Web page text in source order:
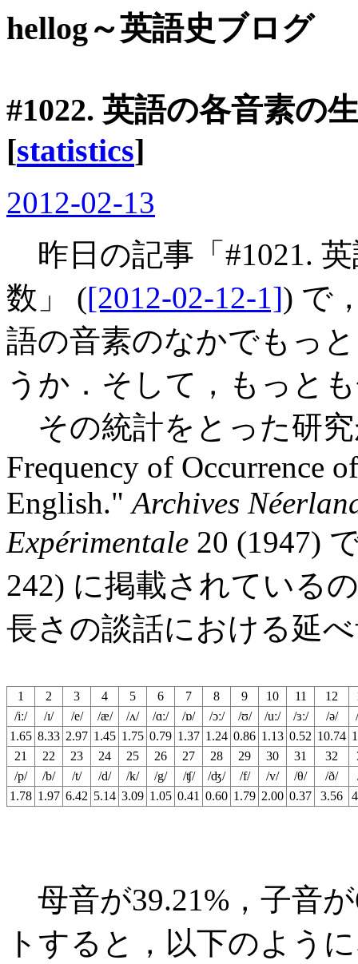
hellog～英語史ブログ
#1022. 英語の各音素の
[statistics]
2012-02-13
昨日の記事「#1021.
数」 ([2012-02-12-1]) で
語の音素のなかでもっ
うか．そして，もっと
その統計をとった研究
Frequency of Occurrence
English."Archives
Expérimentale 20 (1947)
242) に掲載されている
長さの談話における延
1 2 3 4 5 6 7 8 9 10 11 12
/iː/
/ɪ/ /e/ /æ/ /ʌ/ /ɑː/ /ɒ/ /ɔː/ /ʊ/ /uː/ /ɜː/ /ə/
1.65 8.33 2.97 1.45 1.75 0.79 1.37 1.24 0.86 1.13 0.52 10.74
21
22 23 24 25 26 27 28 29 30 31 32
/p/
/b/ /t/ /d/ /k/ /g/ /ʧ/ /ʤ/ /f/ /v/ /θ/ /ð/
1.78 1.97 6.42 5.14 3.09 1.05 0.41 0.60 1.79 2.00 0.37 3.56
母音が39.21%，子音
トすると，以下のよう